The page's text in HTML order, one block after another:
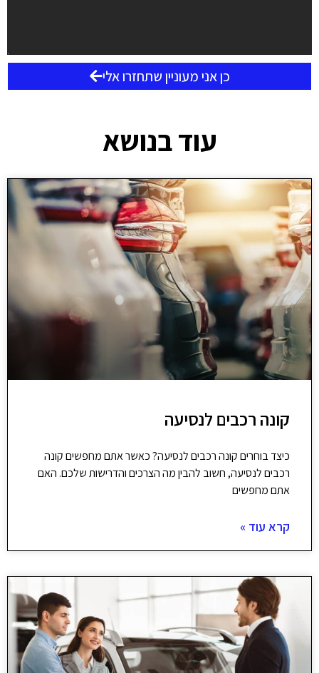
כן אני מעוניין שתחזרו אלי
עוד בנושא
קונה רכבים לנסיעה
כיצד בוחרים קונה רכבים לנסיעה? כאשר אתם מחפשים קונה
רכבים לנסיעה, חשוב להבין מה הצרכים והדרישות שלכם. האם
אתם מחפשים
קרא עוד »